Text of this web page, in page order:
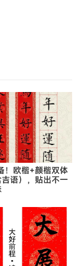
！欧楷+颜楷双体
语），贴出不一